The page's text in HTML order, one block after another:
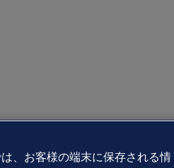
、お客様の端末に保存される情